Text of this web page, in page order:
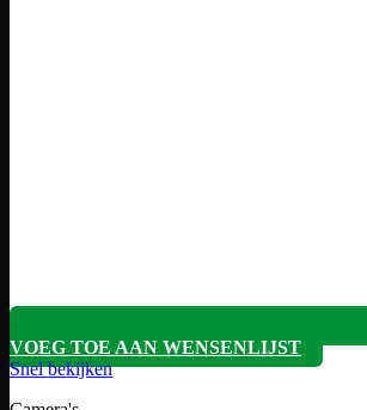
VOEG TOE AAN WENSENLIJST
Snel bekijken